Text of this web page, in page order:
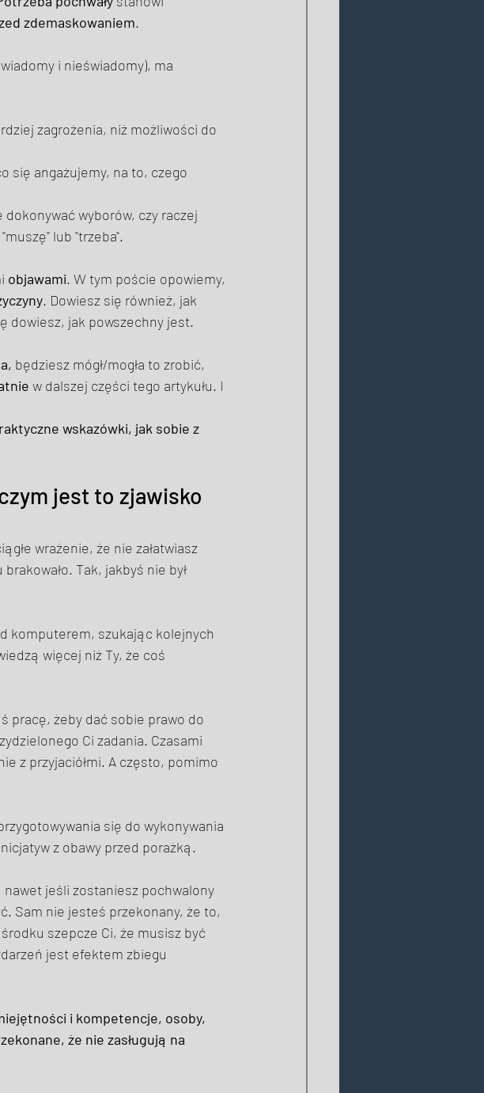
zdemaskowaniem.
i nieświadomy), ma
zagrożenia, niż możliwości do
się angażujemy, na to, czego
wyborów, czy raczej
lub "trzeba".
objawami. W tym poście opowiemy,
. Dowiesz się również, jak
dowiesz, jak powszechny jest.
będziesz mógł/mogła to zrobić,
w dalszej części tego artykułu. I
wskazówki, jak sobie z
jest to zjawisko
wrażenie, że nie załatwiasz
Tak, jakbyś nie był
komputerem, szukając kolejnych
więcej niż Ty, że coś
pracę, żeby dać sobie prawo do
Ci zadania. Czasami
z przyjaciółmi. A często, pomimo
się do wykonywania
z obawy przed porażką.
jeśli zostaniesz pochwalony
Sam nie jesteś przekonany, że to,
szepcze Ci, że musisz być
jest efektem zbiegu
i kompetencje, osoby,
że nie zasługują na